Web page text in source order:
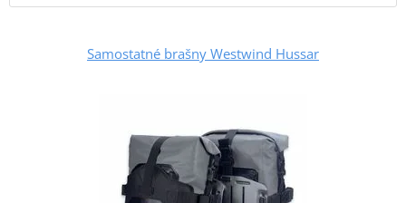
Samostatné brašny Westwind Hussar